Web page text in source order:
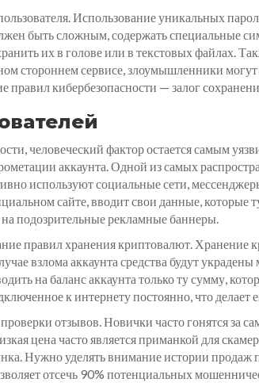
Использование уникальных
быть сложным, содержать специальные
их в голове или в текстовых файлах.
стороннем сервисе, злоумышленники
правил кибербезопасности — залог
человеческий фактор остается самым
аккаунта. Одной из самых
используют социальные сети,
сайте, вводит свои данные,
подозрительные рекламные баннеры.
правил хранения криптовалют. Хранение
взлома аккаунта средства будут
на баланс аккаунта только ту сумму,
к интернету постоянно, что делает
отзывов. Новички часто гонятся за
цена часто является приманкой для
Нужно уделять внимание истории
отсечь 90% потенциальных